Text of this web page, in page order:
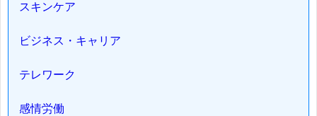
スキンケア
ビジネス・キャリア
テレワーク
感情労働